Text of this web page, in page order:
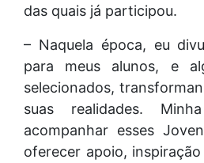
das quais já participou.
– Naquela época, eu
para meus alunos, e
selecionados,
suas realidades.
acompanhar esses
oferecer apoio,